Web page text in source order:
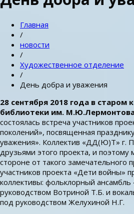
Главная
/
новости
/
Художественное отделение
/
День добра и уважения
28 сентября 2018 года в старом
библиотеки им. М.Ю.Лермонтова
состоялась встреча участников
поколений», посвященная
уважения». Коллектив «ДД(Ю)Т» г.
друзьями этого проекта, и поэтому
стороне от такого замечательного
участников проекта «Дети войны»
коллективы: фольклорный ансамбль
руководством Вотриной Т.Б. и
под руководством Желухиной Н.Г.